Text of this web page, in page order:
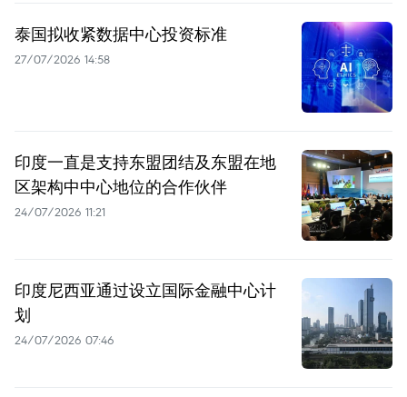
泰国拟收紧数据中心投资标准
27/07/2026 14:58
印度一直是支持东盟团结及东盟在地
区架构中中心地位的合作伙伴
24/07/2026 11:21
印度尼西亚通过设立国际金融中心计
划
24/07/2026 07:46